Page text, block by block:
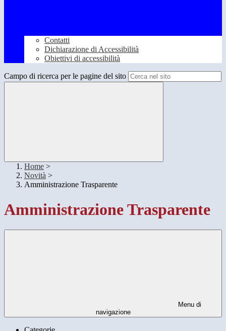
Contatti
Dichiarazione di Accessibilità
Obiettivi di accessibilità
Campo di ricerca per le pagine del sito
Home >
Novità >
Amministrazione Trasparente
Amministrazione Trasparente
Menu di
navigazione